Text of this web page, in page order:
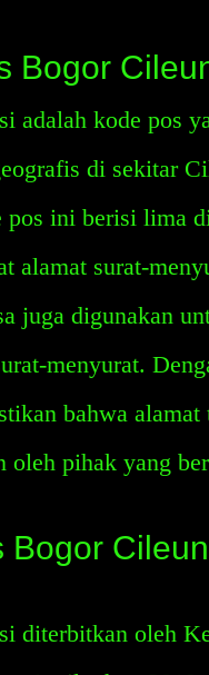
Bogor
adalah kode pos
di sekitar
ini berisi lima
alamat surat-
juga digunakan
menyurat.
bahwa alamat
oleh pihak yang
Bogor
diterbitkan oleh